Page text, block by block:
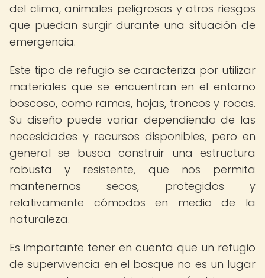
del clima, animales peligrosos y otros riesgos
que puedan surgir durante una situación de
emergencia.
Este tipo de refugio se caracteriza por utilizar
materiales que se encuentran en el entorno
boscoso, como ramas, hojas, troncos y rocas.
Su diseño puede variar dependiendo de las
necesidades y recursos disponibles, pero en
general se busca construir una estructura
robusta y resistente, que nos permita
mantenernos secos, protegidos y
relativamente cómodos en medio de la
naturaleza.
Es importante tener en cuenta que un refugio
de supervivencia en el bosque no es un lugar